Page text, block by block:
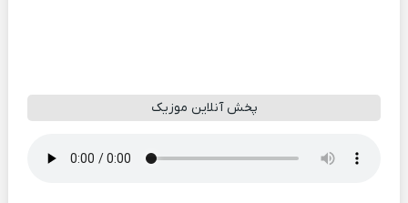
پخش آنلاین موزیک